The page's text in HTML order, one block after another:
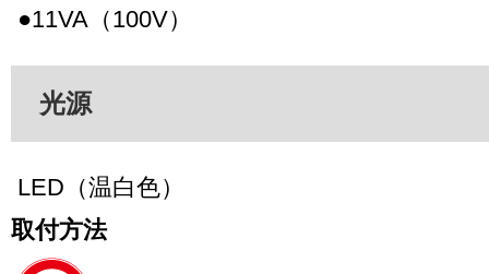
●11VA（100V）
光源
LED（温白色）
取付方法